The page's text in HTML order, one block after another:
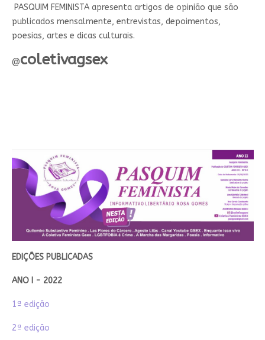
PASQUIM FEMINISTA apresenta artigos de opinião que são
publicados mensalmente, entrevistas, depoimentos,
poesias, artes e dicas culturais.
@coletivagsex
EDIÇÕES PUBLICADAS
ANO I - 2022
1ª edição
2ª edição